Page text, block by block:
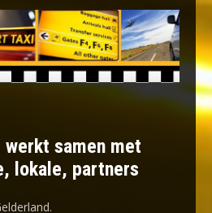
samen met
lokale, partners